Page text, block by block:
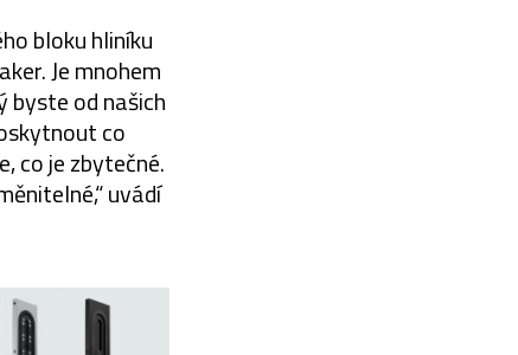
bloku hliníku
Je mnohem
byste od našich
co
co je zbytečné.
uvádí